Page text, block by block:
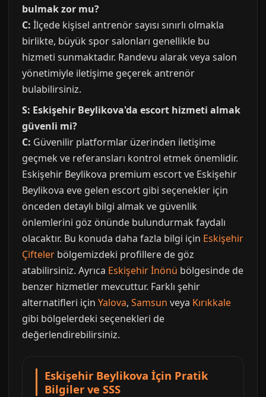
bulmak zor mu?
C: İlçede kişisel antrenör sayısı sınırlı olmakla
birlikte, büyük spor salonları genellikle bu
hizmeti sunmaktadır. Randevu alarak veya salon
yönetimiyle iletişime geçerek antrenör
bulabilirsiniz.
S: Eskişehir Beylikova'da escort hizmeti almak
güvenli mi?
C: Güvenilir platformlar üzerinden iletişime
geçmek ve referansları kontrol etmek önemlidir.
Eskişehir Beylikova premium escort ve Eskişehir
Beylikova eve gelen escort gibi seçenekler için
önceden detaylı bilgi almak ve güvenlik
önlemlerini göz önünde bulundurmak faydalı
olacaktır. Bu konuda daha fazla bilgi için Eskişehir
Çifteler bölgemizdeki profillere de göz
atabilirsiniz. Ayrıca Eskişehir İnönü bölgesinde de
benzer hizmetler mevcuttur. Farklı şehir
alternatifleri için Yalova, Samsun veya Kırıkkale
gibi bölgelerdeki seçenekleri de
değerlendirebilirsiniz.
Eskişehir Beylikova İçin Pratik
Bilgiler ve SSS